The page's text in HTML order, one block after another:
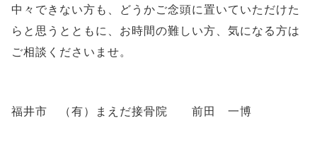
中々できない方も、どうかご念頭に置いていただけた
らと思うとともに、お時間の難しい方、気になる方は
ご相談くださいませ。
福井市 （有）まえだ接骨院 前田 一博